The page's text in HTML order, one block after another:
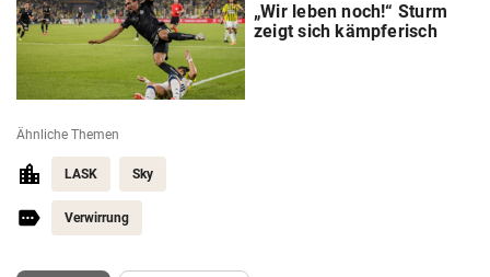
„Wir leben noch!“ Sturm
zeigt sich kämpferisch
Ähnliche Themen
LASK Sky
Verwirrung